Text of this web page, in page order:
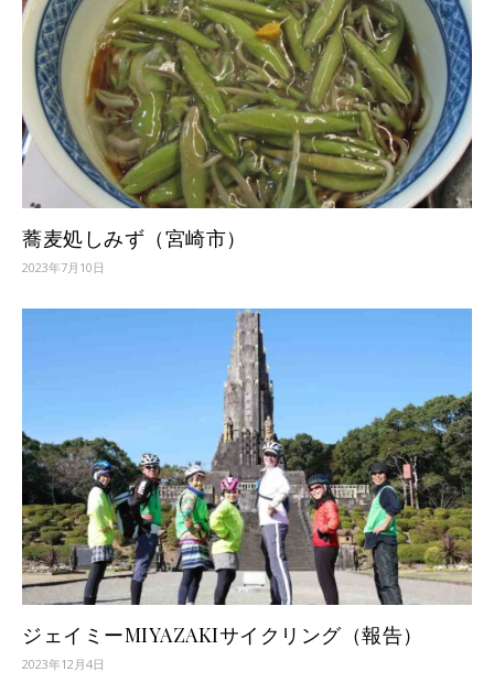
蕎麦処しみず（宮崎市）
2023年7月10日
ジェイミーMIYAZAKIサイクリング（報告）
2023年12月4日